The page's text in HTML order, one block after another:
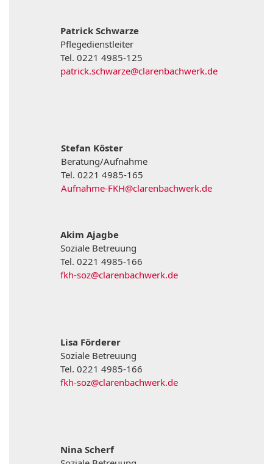
Patrick Schwarze
Pflegedienstleiter
Tel. 0221 4985-125
patrick.schwarze@clarenbachwerk.de
Stefan Köster
Beratung/Aufnahme
Tel. 0221 4985-165
Aufnahme-FKH@clarenbachwerk.de
Akim Ajagbe
Soziale Betreuung
Tel. 0221 4985-166
fkh-soz@clarenbachwerk.de
Lisa Förderer
Soziale Betreuung
Tel. 0221 4985-166
fkh-soz@clarenbachwerk.de
Nina Scherf